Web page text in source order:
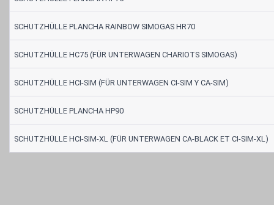
SCHUTZHÜLLE PLANCHA RAINBOW SIMOGAS HR70
SCHUTZHÜLLE HC75 (FÜR UNTERWAGEN CHARIOTS SIMOGAS)
SCHUTZHÜLLE HCI-SIM (FÜR UNTERWAGEN CI-SIM Y CA-SIM)
SCHUTZHÜLLE PLANCHA HP90
SCHUTZHÜLLE HCI-SIM-XL (FÜR UNTERWAGEN CA-BLACK ET CI-SIM-XL)